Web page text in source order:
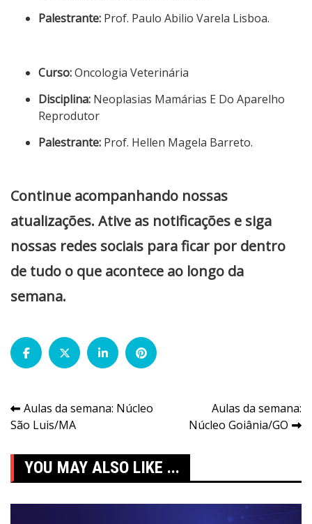
Palestrante: Prof. Paulo Abilio Varela Lisboa.
Curso:Oncologia Veterinária
Disciplina: Neoplasias Mamárias E Do Aparelho
Reprodutor
Palestrante: Prof. Hellen Magela Barreto.
Continue acompanhando nossas
atualizações. Ative as notificações e siga
nossas redes sociais para ficar por dentro
de tudo o que acontece ao longo da
semana.
Navegação
de
Post
Aulas da semana: Núcleo
São Luis/MA
Aulas da semana:
Núcleo Goiânia/GO
YOU MAY ALSO LIKE ...